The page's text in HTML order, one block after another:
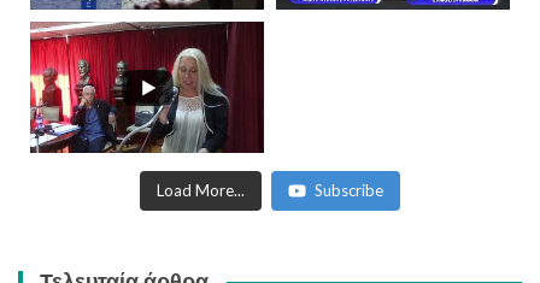
Load More... Subscribe